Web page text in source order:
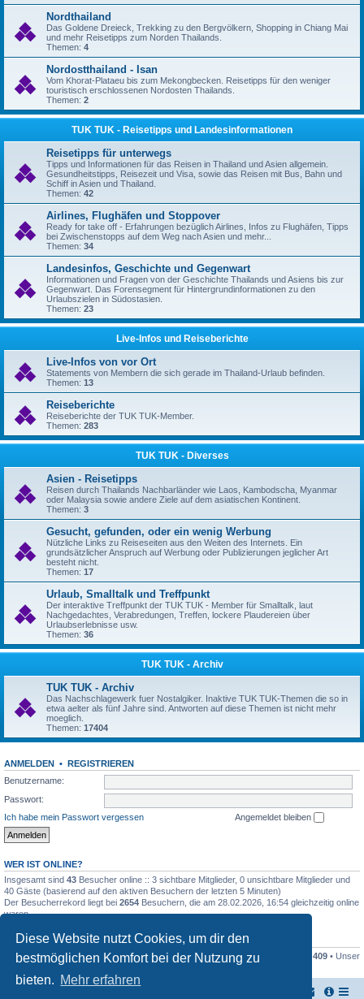
Diese Website nutzt Cookies, um dir den
bestmöglichen Komfort bei der Nutzung zu
bieten. Mehr erfahren
Nordthailand
Das Goldene Dreieck, Trekking zu den Bergvölkern, Shopping in Chiang Mai
und mehr Reisetipps zum Norden Thailands.
Themen: 4
Nordostthailand - Isan
Vom Khorat-Plataeu bis zum Mekongbecken. Reisetipps für den weniger
touristisch erschlossenen Nordosten Thailands.
Themen: 2
TUK TUK - Reisetipps und Landesinformationen
Reisetipps für unterwegs
Tipps und Informationen für das Reisen in Thailand und Asien allgemein.
Gesundheitstipps, Reisezeit und Visa, sowie das Reisen mit Bus, Bahn und
Schiff in Asien und Thailand.
Themen: 42
Airlines, Flughäfen und Stoppover
Ready for take off - Erfahrungen bezüglich Airlines, Infos zu Flughäfen, Tipps
bei Zwischenstopps auf dem Weg nach Asien und mehr...
Themen: 34
Landesinfos, Geschichte und Gegenwart
Informationen und Fragen von der Geschichte Thailands und Asiens bis zur
Gegenwart. Das Forensegment für Hintergrundinformationen zu den
Urlaubszielen in Südostasien.
Themen: 23
Live-Infos und Reiseberichte
Live-Infos von vor Ort
Statements von Membern die sich gerade im Thailand-Urlaub befinden.
Themen: 13
Reiseberichte
Reiseberichte der TUK TUK-Member.
Themen: 283
TUK TUK - Diverses
Asien - Reisetipps
Reisen durch Thailands Nachbarländer wie Laos, Kambodscha, Myanmar
oder Malaysia sowie andere Ziele auf dem asiatischen Kontinent.
Themen: 3
Gesucht, gefunden, oder ein wenig Werbung
Nützliche Links zu Reiseseiten aus den Weiten des Internets. Ein
grundsätzlicher Anspruch auf Werbung oder Publizierungen jeglicher Art
besteht nicht.
Themen: 17
Urlaub, Smalltalk und Treffpunkt
Der interaktive Treffpunkt der TUK TUK - Member für Smalltalk, laut
Nachgedachtes, Verabredungen, Treffen, lockere Plaudereien über
Urlaubserlebnisse usw.
Themen: 36
TUK TUK - Archiv
TUK TUK - Archiv
Das Nachschlagewerk fuer Nostalgiker. Inaktive TUK TUK-Themen die so in
etwa aelter als fünf Jahre sind. Antworten auf diese Themen ist nicht mehr
moeglich.
Themen: 17404
ANMELDEN • REGISTRIEREN
Benutzername:
Passwort:
Ich habe mein Passwort vergessen
Angemeldet bleiben
WER IST ONLINE?
Insgesamt sind 43 Besucher online :: 3 sichtbare Mitglieder, 0 unsichtbare Mitglieder und
40 Gäste (basierend auf den aktiven Besuchern der letzten 5 Minuten)
Der Besucherrekord liegt bei 2654 Besuchern, die am 28.02.2026, 16:54 gleichzeitig online
waren.
STATISTIK
Beiträge insgesamt161446• Themen insgesamt17948• Mitglieder insgesamt 409 • Unser
neuestes Mitglied: